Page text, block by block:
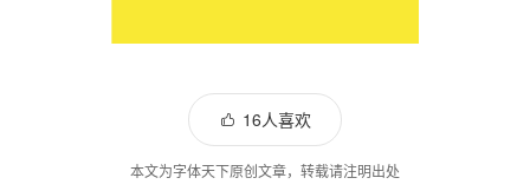
16人喜欢
本文为字体天下原创文章，转载请注明出处